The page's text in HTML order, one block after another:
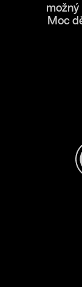
možný
Moc